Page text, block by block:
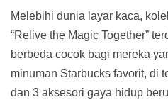
Melebihi dunia layar kaca,
“Relive the Magic Together”
berbeda cocok bagi mereka
minuman Starbucks favorit, di
dan 3 aksesori gaya hidup